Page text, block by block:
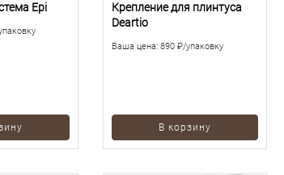
Epi
Крепление для плинтуса
Deartio
Ваша цена: 890 ₽/упаковку
В корзину